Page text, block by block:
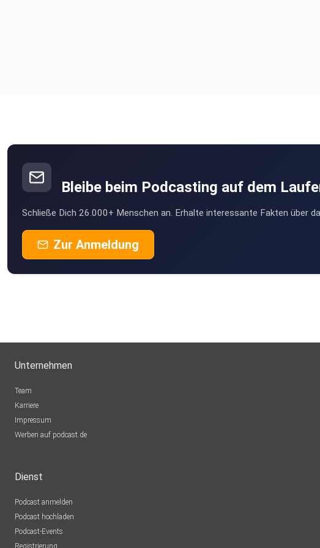
Bleibe beim Podcasting auf dem
Schließe Dich 26.000+ Menschen an. Erhalte interessante Fakten über
Zur Anmeldung
Unternehmen
Team
Karriere
Impressum
Werben auf podcast.de
Dienst
Podcast anmelden
Podcast hochladen
Podcast-Events
Registrierung